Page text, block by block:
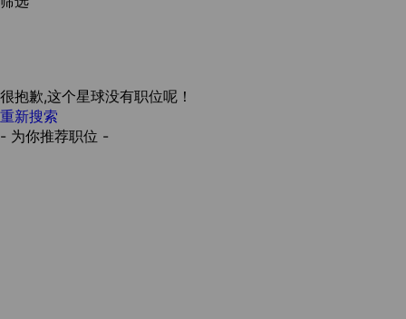
很抱歉,这个星球没有职位呢！
重新搜索
- 为你推荐职位 -